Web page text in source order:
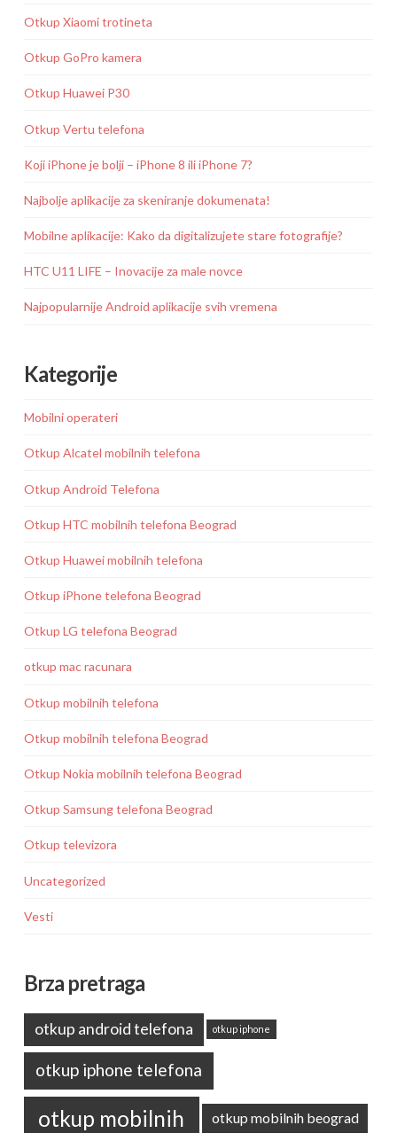
Otkup Xiaomi trotineta
Otkup GoPro kamera
Otkup Huawei P30
Otkup Vertu telefona
Koji iPhone je bolji – iPhone 8 ili iPhone 7?
Najbolje aplikacije za skeniranje dokumenata!
Mobilne aplikacije: Kako da digitalizujete stare fotografije?
HTC U11 LIFE – Inovacije za male novce
Najpopularnije Android aplikacije svih vremena
Kategorije
Mobilni operateri
Otkup Alcatel mobilnih telefona
Otkup Android Telefona
Otkup HTC mobilnih telefona Beograd
Otkup Huawei mobilnih telefona
Otkup iPhone telefona Beograd
Otkup LG telefona Beograd
otkup mac racunara
Otkup mobilnih telefona
Otkup mobilnih telefona Beograd
Otkup Nokia mobilnih telefona Beograd
Otkup Samsung telefona Beograd
Otkup televizora
Uncategorized
Vesti
Brza pretraga
otkup android telefona otkup iphone
otkup iphone telefona
otkup mobilnih otkup mobilnih beograd